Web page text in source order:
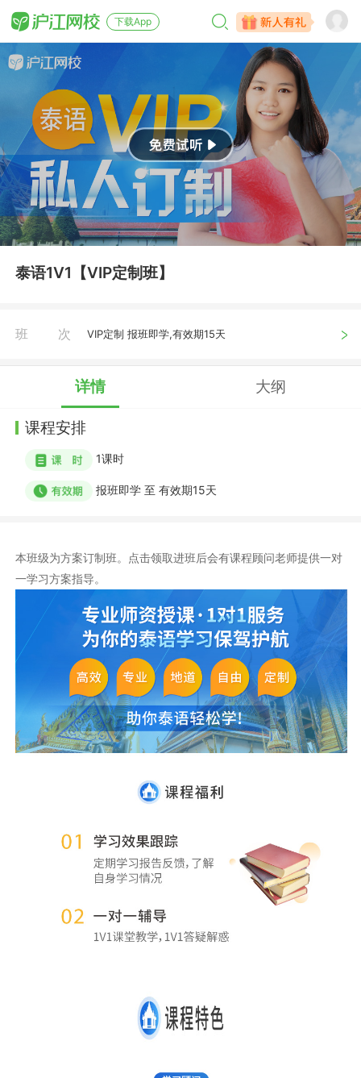
下载App
泰语1V1【VIP定制班】
班次 VIP定制 报班即学,有效期15天
详情 大纲
课程安排
1课时
报班即学至 有效期15天
本班级为方案订制班。点击领取进班后会有课程顾问老师提供一对
一学习方案指导。